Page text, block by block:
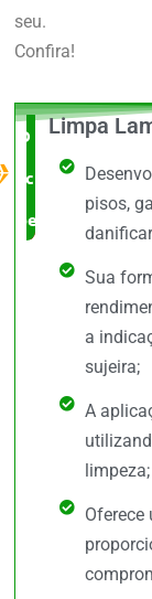
seu.
Confira!
O Melhor
custo x
benefício
Limpa
pisos,
Sua
a
sujeira;
A
limpeza;
Oferece